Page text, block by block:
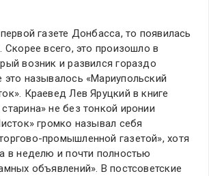
газете Донбасса, то появилась
всего, это произошло в
возник и развился гораздо
называлось «Мариупольский
Краевед Лев Яруцкий в книге
не без тонкой иронии
громко называл себя
промышленной газетой», хотя
в неделю и почти полностью
объявлений». В постсоветские